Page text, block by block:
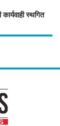
स्थगित